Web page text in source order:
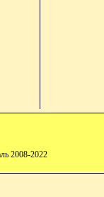
2008-2022